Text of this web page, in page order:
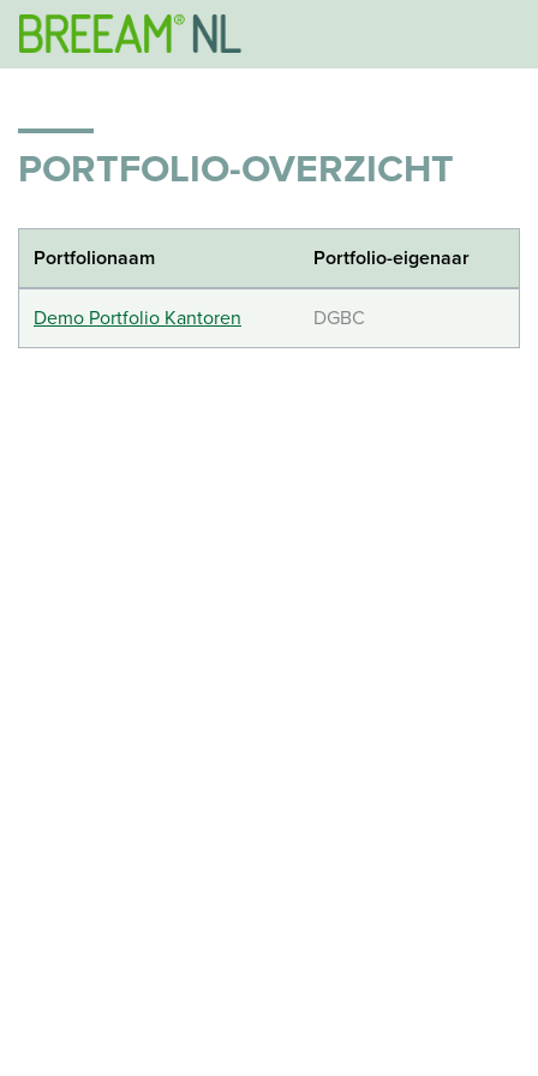
PORTFOLIO-OVERZICHT
Portfolionaam Portfolio-eigenaar
Demo Portfolio Kantoren DGBC